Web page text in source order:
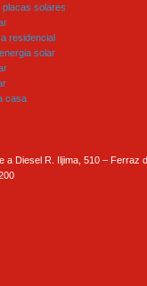
placas solares
residencial
solar
casa
a Diesel R. Iljima, 510 – Ferraz